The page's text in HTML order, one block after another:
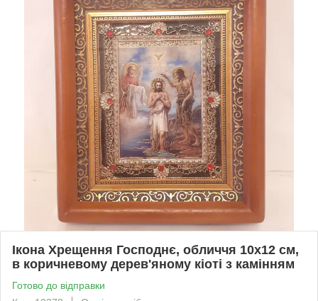
Ікона Хрещення Господнє, обличчя 10х12 см,
в коричневому дерев'яному кіоті з камінням
Готово до відправки